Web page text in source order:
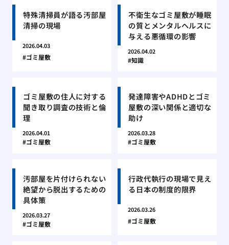
特殊清掃員が語る汚部屋
清掃の現場
2026.04.03
ゴミ屋敷
不衛生なゴミ屋敷が睡眠
の質とメンタルヘルスに
与える悪循環の影響
2026.04.02
知識
ゴミ屋敷の住人に対する
聞き取り調査の技術と倫
理
2026.04.01
ゴミ屋敷
発達障害やADHDとゴミ
屋敷の深い関係と適切な
助け
2026.03.28
ゴミ屋敷
汚部屋を片付けられない
絶望から脱出するための
具体策
2026.03.27
ゴミ屋敷
行政代執行の現場で見え
る日本の制度的限界
2026.03.26
ゴミ屋敷